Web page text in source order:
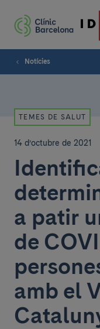
Notícies
TEMES DE SALUT
14 d’octubre de 2021
a patir
de
amb el